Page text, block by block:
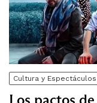
Cultura y Espectáculos